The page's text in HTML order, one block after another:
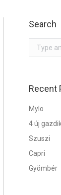
Search
Search:
Recent
Mylo
4 új
Szuszi
Capri
Gyömbér